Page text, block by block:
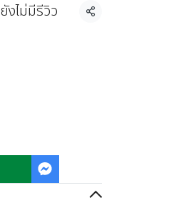
ยังไม่มีรีวิว แชร์